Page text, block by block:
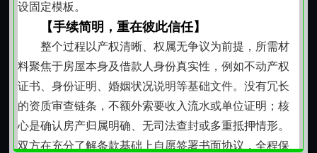
设固定模板。
【手续简明，重在彼此信任】
整个过程以产权清晰、权属无争议为前提，所需材
料聚焦于房屋本身及借款人身份真实性，例如不动产权
证书、身份证明、婚姻状况说明等基础文件。没有冗长
的资质审查链条，不额外索要收入流水或单位证明；核
心是确认房产归属明确、无司法查封或多重抵押情形。
双方在充分了解条款基础上自愿签署书面协议，全程保